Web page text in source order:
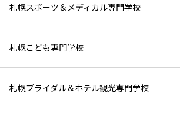
札幌スポーツ＆メディカル専門学校
札幌こども専門学校
札幌ブライダル＆ホテル観光専門学校